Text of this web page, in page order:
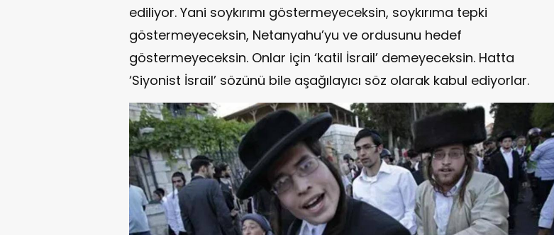
ediliyor. Yani soykırımı göstermeyeceksin, soykırıma tepki
göstermeyeceksin, Netanyahu’yu ve ordusunu hedef
göstermeyeceksin. Onlar için ‘katil İsrail’ demeyeceksin. Hatta
‘Siyonist İsrail’ sözünü bile aşağılayıcı söz olarak kabul ediyorlar.